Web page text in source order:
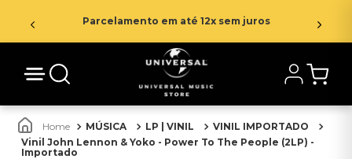
Parcelamento em até 12x sem juros
MÚSICA LP | VINIL
VINIL IMPORTADO
Vinil John Lennon & Yoko - Power To The People (2LP) -
Importado